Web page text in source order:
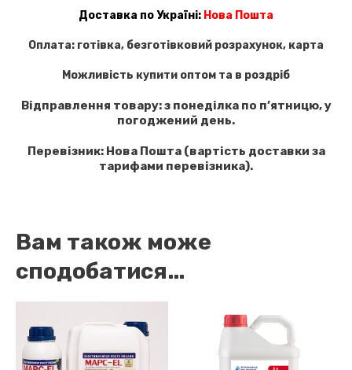
Доставка по Україні: Нова Пошта
Оплата: готівка, безготівковий розрахунок, карта
Можливість купити оптом та в роздріб
Відправлення товару: з понеділка по п’ятницю, у
погоджений день.
Перевізник: Нова Пошта (вартість доставки за
тарифами перевізника).
Вам також може
сподобатися…